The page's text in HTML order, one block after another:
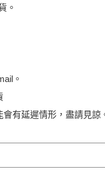
。
。
有延遲情形，盡請見諒